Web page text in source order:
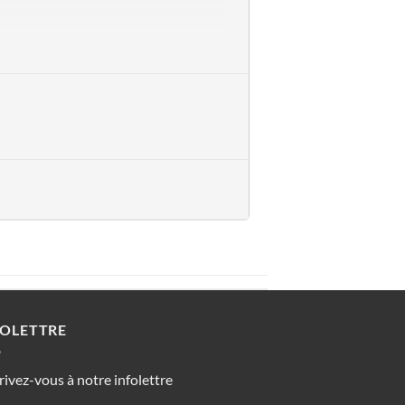
Papineau
vous à notre infolettre